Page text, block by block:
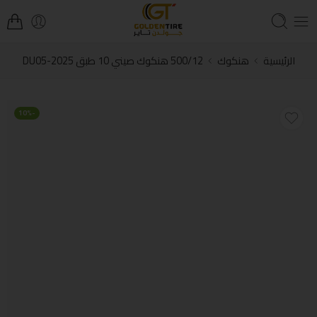
الرئيسية هنكوك 500/12 هنكوك صيني 10 طبق DU05-2025
-10%